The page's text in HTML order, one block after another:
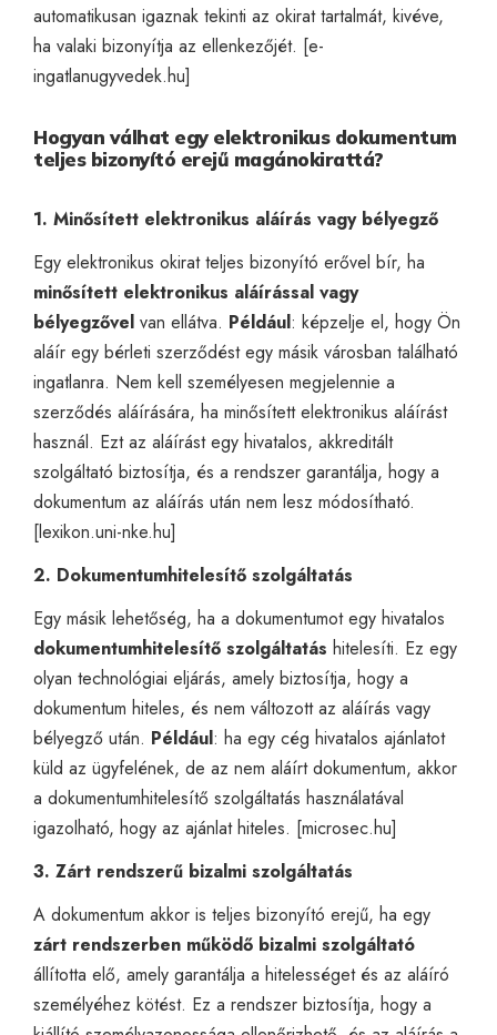
automatikusan igaznak tekinti az okirat tartalmát, kivéve,
ha valaki bizonyítja az ellenkezőjét. [e-
ingatlanugyvedek.hu]
Hogyan válhat egy elektronikus dokumentum
teljes bizonyító erejű magánokirattá?
1. Minősített elektronikus aláírás vagy bélyegző
Egy elektronikus okirat teljes bizonyító erővel bír, ha
minősített elektronikus aláírással vagy
bélyegzővel van ellátva. Például: képzelje el, hogy Ön
aláír egy bérleti szerződést egy másik városban található
ingatlanra. Nem kell személyesen megjelennie a
szerződés aláírására, ha minősített elektronikus aláírást
használ. Ezt az aláírást egy hivatalos, akkreditált
szolgáltató biztosítja, és a rendszer garantálja, hogy a
dokumentum az aláírás után nem lesz módosítható.
[lexikon.uni-nke.hu]
2. Dokumentumhitelesítő szolgáltatás
Egy másik lehetőség, ha a dokumentumot egy hivatalos
dokumentumhitelesítő szolgáltatás hitelesíti. Ez egy
olyan technológiai eljárás, amely biztosítja, hogy a
dokumentum hiteles, és nem változott az aláírás vagy
bélyegző után. Például: ha egy cég hivatalos ajánlatot
küld az ügyfelének, de az nem aláírt dokumentum, akkor
a dokumentumhitelesítő szolgáltatás használatával
igazolható, hogy az ajánlat hiteles. [microsec.hu]
3. Zárt rendszerű bizalmi szolgáltatás
A dokumentum akkor is teljes bizonyító erejű, ha egy
zárt rendszerben működő bizalmi szolgáltató
állította elő, amely garantálja a hitelességet és az aláíró
személyéhez kötést. Ez a rendszer biztosítja, hogy a